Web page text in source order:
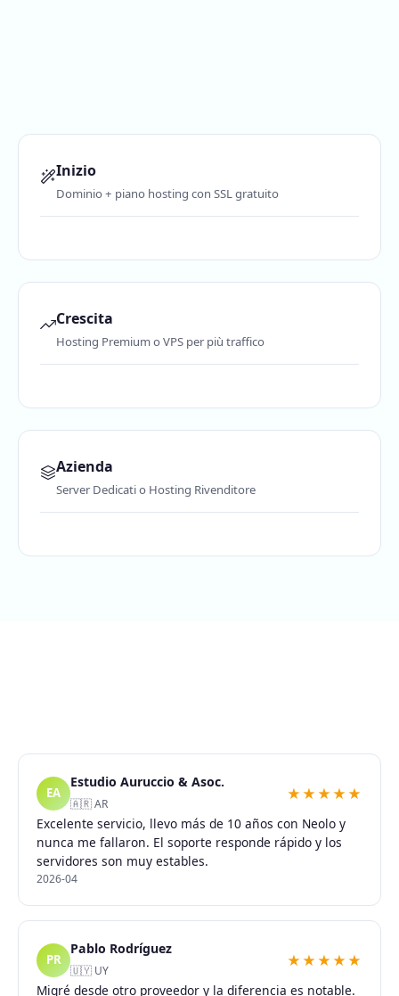
Inizio
Dominio + piano hosting con SSL gratuito
Crescita
Hosting Premium o VPS per più traffico
Azienda
Server Dedicati o Hosting Rivenditore
EA
Estudio Auruccio & Asoc.
🇦🇷 AR
★★★★★
Excelente servicio, llevo más de 10 años con Neolo y
nunca me fallaron. El soporte responde rápido y los
servidores son muy estables.
2026-04
PR
Pablo Rodríguez
🇺🇾 UY
★★★★★
Migré desde otro proveedor y la diferencia es notable.